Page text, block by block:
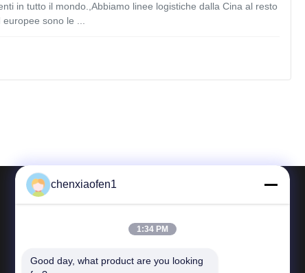
in tutto il mondo.,Abbiamo linee logistiche dalla Cina al resto
sono le ...
Contattaci
Telefono: 86-15200350276
chenxiaofen1
1:34 PM
Good day, what product are you looking